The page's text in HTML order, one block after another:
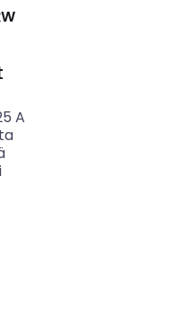
vaihtoehdot
A